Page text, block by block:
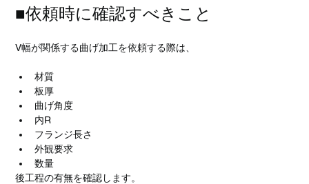
■依頼時に確認すべきこと
V幅が関係する曲げ加工を依頼する際は、
材質
板厚
曲げ角度
内R
フランジ長さ
外観要求
数量
後工程の有無を確認します。